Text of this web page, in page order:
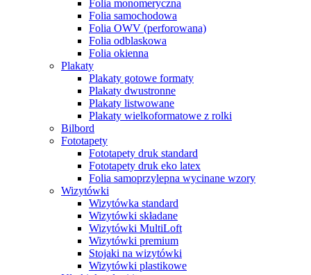
Folia monomeryczna
Folia samochodowa
Folia OWV (perforowana)
Folia odblaskowa
Folia okienna
Plakaty
Plakaty gotowe formaty
Plakaty dwustronne
Plakaty listwowane
Plakaty wielkoformatowe z rolki
Bilbord
Fototapety
Fototapety druk standard
Fototapety druk eko latex
Folia samoprzylepna wycinane wzory
Wizytówki
Wizytówka standard
Wizytówki składane
Wizytówki MultiLoft
Wizytówki premium
Stojaki na wizytówki
Wizytówki plastikowe